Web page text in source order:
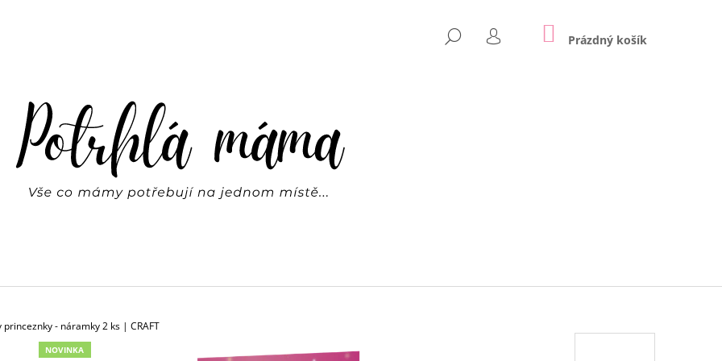
HLEDAT
PŘIHLÁŠENÍ
NÁKUPNÍ
KOŠÍK
Prázdný košík
- náramky 2 ks | CRAFT
NOVINKA
HLEDAT
SKLUZAVKA + 6 AUTÍČEK |
SVÍTÍCÍ HVĚZDY NA ZEĎ | REX LONDON